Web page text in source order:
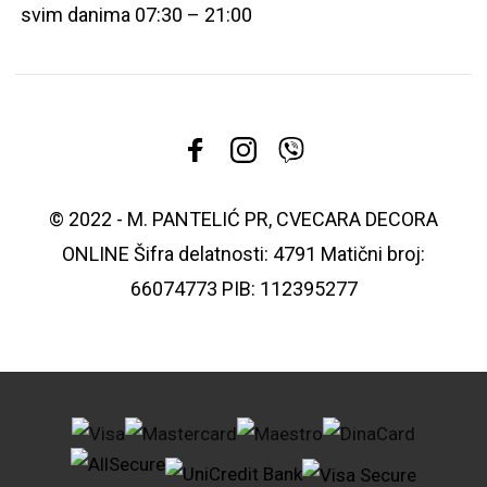
svim danima 07:30 – 21:00
© 2022 - M. PANTELIĆ PR, CVECARA DECORA
ONLINE Šifra delatnosti: 4791 Matični broj:
66074773 PIB: 112395277